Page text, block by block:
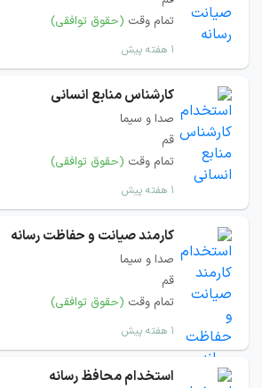
تمام وقت (حقوق توافقی)
۱ هفته پیش
کارشناس منابع انسانی
صدا و سیما
قم
تمام وقت (حقوق توافقی)
۱ هفته پیش
کارمند صیانت و حفاظت رسانه
صدا و سیما
قم
تمام وقت (حقوق توافقی)
۱ هفته پیش
استخدام محافظ رسانه